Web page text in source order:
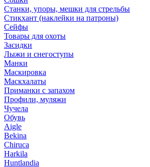
Станки, упоры, мешки для стрельбы
Стикхант (наклейки на патроны)
Сейфы
Товары для охоты
Засидки
Лыжи и снегоступы
Манки
Маскировка
Маскхалаты
Приманки с запахом
Профили, муляжи
Чучела
Обувь
Aigle
Bekina
Chiruсa
Harkila
Huntlandia